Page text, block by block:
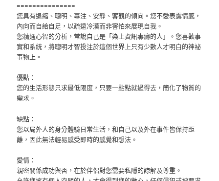
===============
您具有退縮、聰明、專注、安靜、客觀的傾向。您不愛表露情感，
內向而自給自足，以疏遠冷漠而非害怕來展現自我。
您精通心智的分析，常說自己是「染上資訊毒癮的人」。您喜歡事
實和系統，將聰明才智投注於這個世界上只有少數人才明白的神袐
事物上。
優點：
您的生活形態只求最低限度，只要一點點就過得去，簡化了物質的
需求。
缺點：
您以局外人的身分體驗日常生活，和自己以及外在事件皆保持距
離，因此無法輕易感受即時的感覺和想法。
愛情：
親密關係成功與否，在於伴侶對您需要私隱的諒解及尊重。